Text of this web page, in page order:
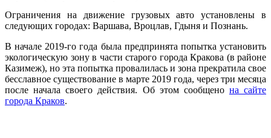
Ограничения на движение грузовых авто установлены в
следующих городах: Варшава, Вроцлав, Гдыня и Познань.
В начале 2019-го года была предпринята попытка установить
экологическую зону в части старого города Кракова (в районе
Казимеж), но эта попытка провалилась и зона прекратила свое
бесславное существование в марте 2019 года, через три месяца
после начала своего действия. Об этом сообщено на сайте
города Краков.